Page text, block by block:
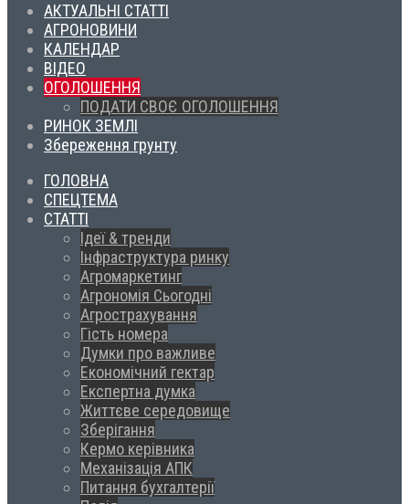
АКТУАЛЬНІ СТАТТІ
АГРОНОВИНИ
КАЛЕНДАР
ВІДЕО
ОГОЛОШЕННЯ
ПОДАТИ СВОЄ ОГОЛОШЕННЯ
РИНОК ЗЕМЛІ
Збереження грунту
ГОЛОВНА
СПЕЦТЕМА
СТАТТІ
Ідеї & тренди
Інфраструктура ринку
Агромаркетинг
Агрономія Сьогодні
Агрострахування
Гість номера
Думки про важливе
Економічний гектар
Експертна думка
Життєве середовище
Зберігання
Кермо керівника
Механізація АПК
Питання бухгалтерії